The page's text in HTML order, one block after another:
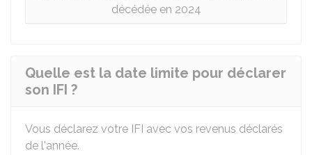
décédée en 2024
Quelle est la date limite pour déclarer
son IFI ?
Vous déclarez votre IFI avec vos revenus déclarés
de l'année.